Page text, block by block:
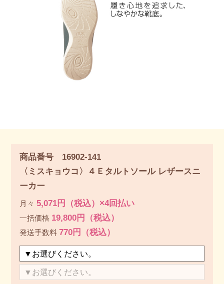
商品番号 16902-141
〈ミスキョウコ〉４Ｅタルトソール レザースニ
ーカー
月々 5,071円（税込）×4回払い
一括価格 19,800円（税込）
発送手数料 770円（税込）